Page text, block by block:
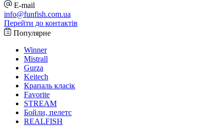
E-mail
info@funfish.com.ua
Перейти до контактів
Популярне
Winner
Mistrall
Gurza
Keitech
Крапаль класік
Favorite
STREAM
Бойли, пелетс
REALFISH